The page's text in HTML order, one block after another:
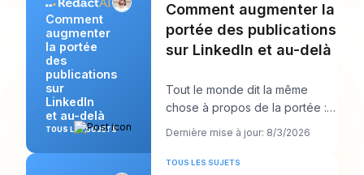
Comment
augmenter
la portée
des
publications
sur
LinkedIn
et au-delà
TOUS LES SUJETS
Comment augmenter la
portée des publications
sur LinkedIn et au-delà
Tout le monde dit la même
chose à propos de la portée :
publiez plus. Ce conseil semble
Dernière mise à jour: 8/3/2026
TOUS LES SUJETS